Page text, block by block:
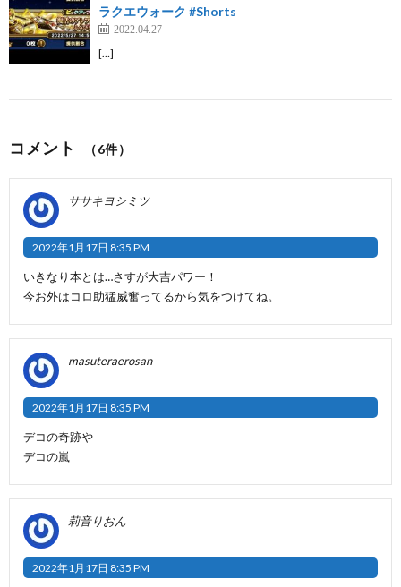
ラクエウォーク #Shorts
2022.04.27
[…]
コメント （6件）
ササキヨシミツ
2022年1月17日 8:35 PM
いきなり本とは…さすが大吉パワー！
今お外はコロ助猛威奮ってるから気をつけてね。
masuteraerosan
2022年1月17日 8:35 PM
デコの奇跡や
デコの嵐
莉音りおん
2022年1月17日 8:35 PM